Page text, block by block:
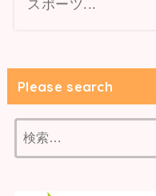
スポーツ...
Please search